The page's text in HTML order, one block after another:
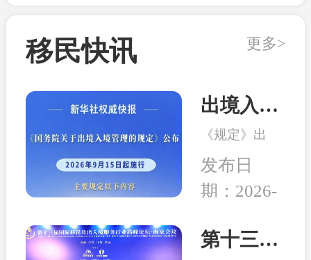
移民快讯 更多>
出境入境管理新规发布！移民服务监管升级，哪些机构更值得选择？
《规定》出
台，是我国完
善出入境管理
制度的重要举
交流持续深
发布日
期：2026-
第十三届移民行业高峰论坛在南京举行 和中入选诚信专业示范机构